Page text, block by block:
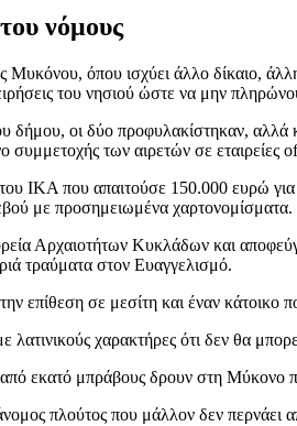
νόμους
όπου ισχύει άλλο δίκαιο,
του νησιού ώστε να μην
οι δύο προφυλακίστηκαν,
των αιρετών σε εταιρείες
ΙΚΑ που απαιτούσε 150.000 ευρώ
με προσημειωμένα χαρτονομίσματα.
Αρχαιοτήτων Κυκλάδων και
τραύματα στον Ευαγγελισμό.
επίθεση σε μεσίτη και έναν κάτοικο
χαρακτήρες ότι δεν θα
εκατό μπράβους δρουν στη Μύκονο
πλούτος που μάλλον δεν περνάει